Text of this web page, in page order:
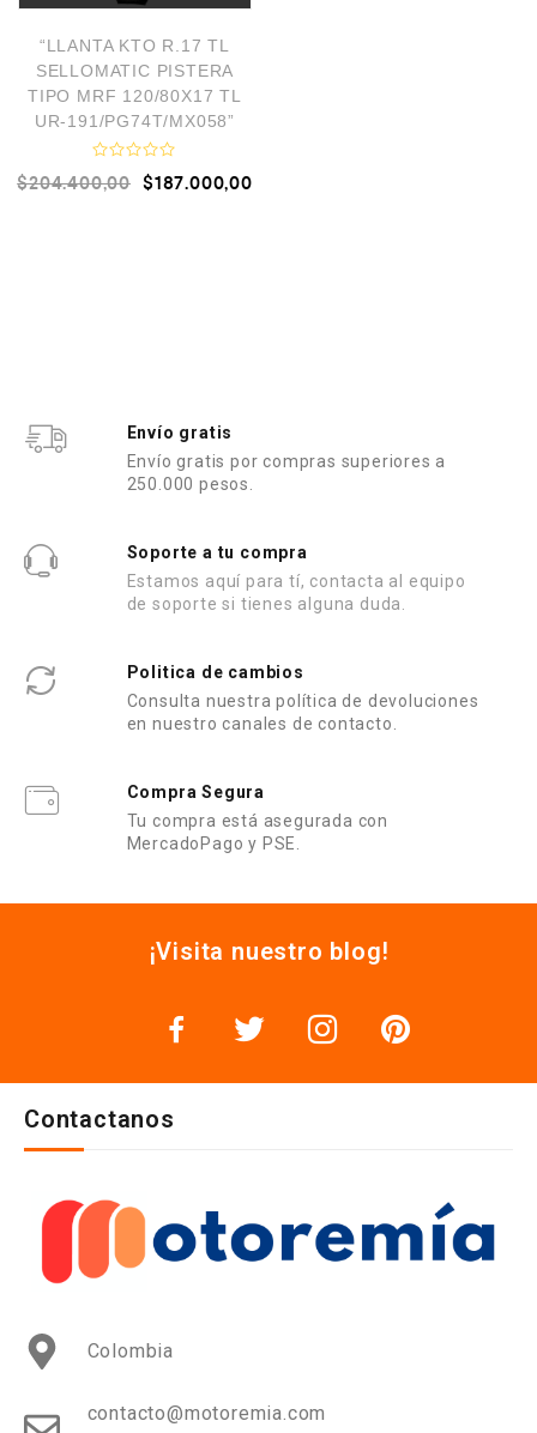
“LLANTA KTO R.17 TL
SELLOMATIC PISTERA
TIPO MRF 120/80X17 TL
UR-191/PG74T/MX058”
V
a
$204.400,00 $187.000,00
Envío gratis
Envío gratis por compras superiores a
250.000 pesos.
Soporte a tu compra
Estamos aquí para tí, contacta al equipo
de soporte si tienes alguna duda.
Politica de cambios
Consulta nuestra política de devoluciones
en nuestro canales de contacto.
Compra Segura
Tu compra está asegurada con
MercadoPago y PSE.
¡Visita nuestro blog!
Contactanos
Colombia
contacto@motoremia.com